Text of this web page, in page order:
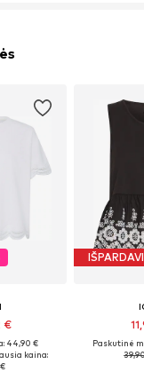
€
44,90 €
kaina:
Paskutinė